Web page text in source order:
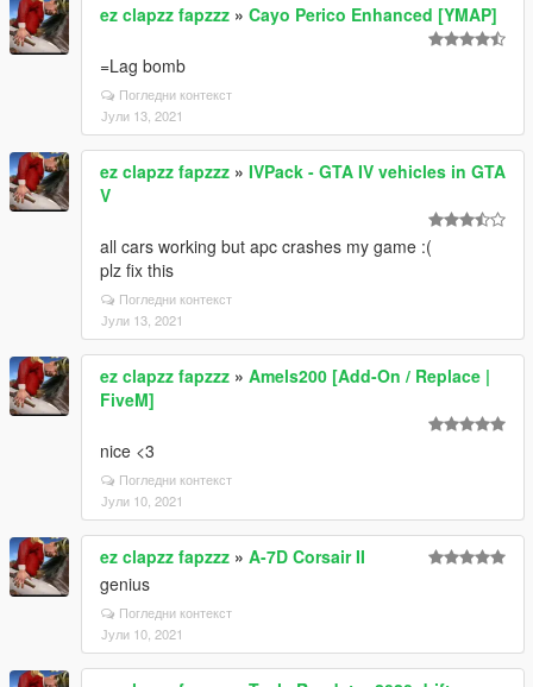
ez clapzz fapzzz » Cayo Perico Enhanced [YMAP]
=Lag bomb
Погледни контекст
Јули 13, 2021
ez clapzz fapzzz » IVPack - GTA IV vehicles in GTA
V
all cars working but apc crashes my game :(
plz fix this
Погледни контекст
Јули 13, 2021
ez clapzz fapzzz » Amels200 [Add-On / Replace |
FiveM]
nice <3
Погледни контекст
Јули 10, 2021
ez clapzz fapzzz » A-7D Corsair II
genius
Погледни контекст
Јули 10, 2021